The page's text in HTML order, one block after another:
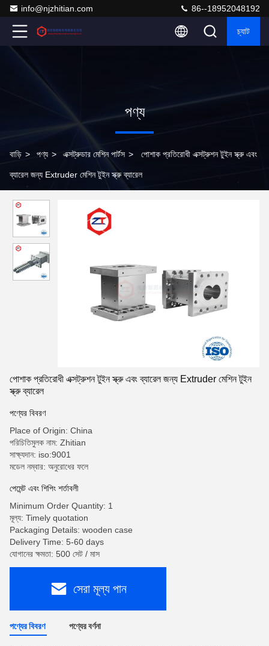
info@njzhitian.com 86--18952048192
চ্যাট
পণ্য
বাড়ি > পণ্য > এক্সট্রুডার মেশিন পার্টস > পোশাক প্রতিরোধী এক্সট্রুশন টুইন স্ক্রু এবং
ব্যারেল জন্য Extruder মেশিন টুইন স্ক্রু ব্যারেল
পোশাক প্রতিরোধী এক্সট্রুশন টুইন স্ক্রু এবং ব্যারেল জন্য Extruder মেশিন টুইন
স্ক্রু ব্যারেল
পণ্যের বিবরণ
Place of Origin: China
পরিচিতিমুলক নাম: Zhitian
সাক্ষ্যদান: iso:9001
মডেল নম্বার: অনুরোধের ফলে
পেমেন্ট এবং শিপিং শর্তাবলী
Minimum Order Quantity: 1
মূল্য: Timely quotation
Packaging Details: wooden case
Delivery Time: 5-60 days
যোগানের ক্ষমতা: 500 সেট / মাস
সেরা মূল্য পান
পণ্যের বিবরণ পণ্যের বর্ণনা